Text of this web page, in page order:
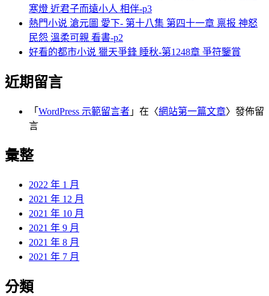
寒燈 近君子而遠小人 相伴-p3
熱門小说 滄元圖 愛下- 第十八集 第四十一章 禀报 神怒
民怨 溫柔可親 看書-p2
好看的都市小说 獵天爭鋒 睡秋-第1248章 爭符鑒賞
近期留言
「 WordPress 示範留言者 」在〈網站第一篇文章〉發佈留
言
彙整
2022 年 1 月
2021 年 12 月
2021 年 10 月
2021 年 9 月
2021 年 8 月
2021 年 7 月
分類